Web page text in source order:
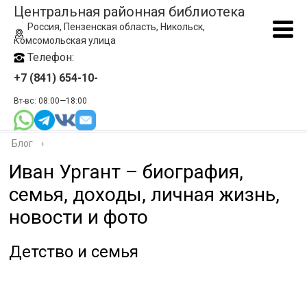
Центральная районная библиотека
Россия, Пензенская область, Никольск,
Комсомольская улица
Телефон:
+7 (841) 654-10-
Вт-вс: 08:00—18:00
Блог ›
Иван Ургант – биография,
семья, доходы, личная жизнь,
новости и фото
Детство и семья